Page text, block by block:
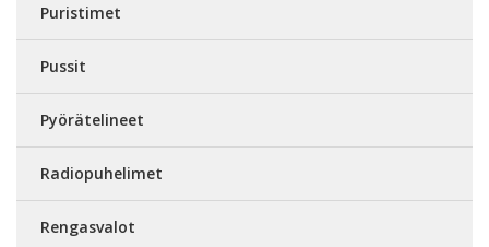
Puristimet
Pussit
Pyörätelineet
Radiopuhelimet
Rengasvalot